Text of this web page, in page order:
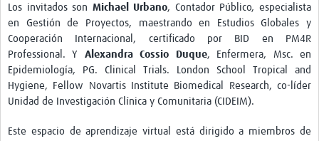
Mapa Interactivo
LAC Foro
Impacto
Los invitados son Michael Urbano, Contador Público, especialista
en Gestión de Proyectos, maestrando en Estudios Globales y
Cooperación Internacional, certificado por BID en PM4R
Professional. Y Alexandra Cossio Duque, Enfermera, Msc. en
Epidemiología, PG. Clinical Trials. London School Tropical and
Hygiene, Fellow Novartis Institute Biomedical Research, co-líder
Unidad de Investigación Clínica y Comunitaria (CIDEIM).
Este espacio de aprendizaje virtual está dirigido a miembros de